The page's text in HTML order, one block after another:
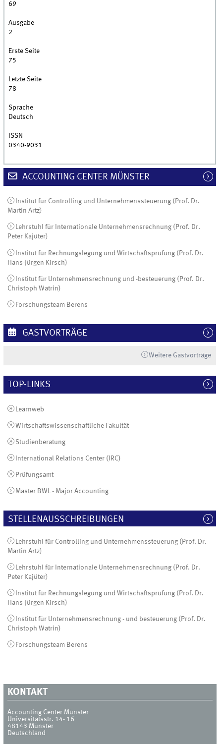
69
Ausgabe
2
Erste Seite
75
Letzte Seite
78
Sprache
Deutsch
ISSN
0340-9031
ACCOUNTING CENTER MÜNSTER
Institut für Controlling und Unternehmenssteuerung (Prof. Dr.
Martin Artz)
Lehrstuhl für Internationale Unternehmensrechnung (Prof. Dr.
Peter Kajüter)
Institut für Rechnungslegung und Wirtschaftsprüfung (Prof. Dr.
Hans-Jürgen Kirsch)
Institut für Unternehmensrechnung und -besteuerung (Prof. Dr.
Christoph Watrin)
Forschungsteam Berens
GASTVORTRÄGE
Weitere Gastvorträge
TOP-LINKS
Learnweb
Wirtschaftswissenschaftliche Fakultät
Studienberatung
International Relations Center (IRC)
Prüfungsamt
Master BWL - Major Accounting
STELLENAUSSCHREIBUNGEN
Lehrstuhl für Controlling und Unternehmenssteuerung (Prof. Dr.
Martin Artz)
Lehrstuhl für Internationale Unternehmensrechnung (Prof. Dr.
Peter Kajüter)
Institut für Rechnungslegung und Wirtschaftsprüfung (Prof. Dr.
Hans-Jürgen Kirsch)
Institut für Unternehmensrechnung - und besteuerung (Prof. Dr.
Christoph Watrin)
Forschungsteam Berens
KONTAKT
Accounting Center Münster
Universitätsstr. 14- 16
48143 Münster
Deutschland